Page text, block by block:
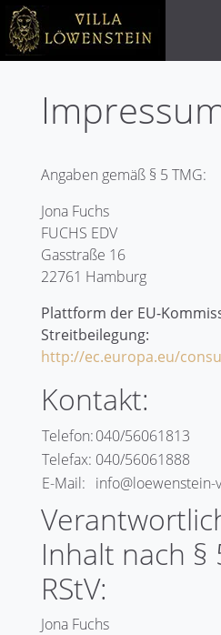
Angaben gemäß § 5 TMG:
Jona Fuchs
FUCHS EDV
Gasstraße 16
22761 Hamburg
Plattform der EU-
Streitbeilegung:
http://ec.europa.eu/
Kontakt:
Telefon:040/56061813
Telefax: 040/56061888
E-Mail: info@loewenstein-
Inhalt nach §
RStV:
Jona Fuchs